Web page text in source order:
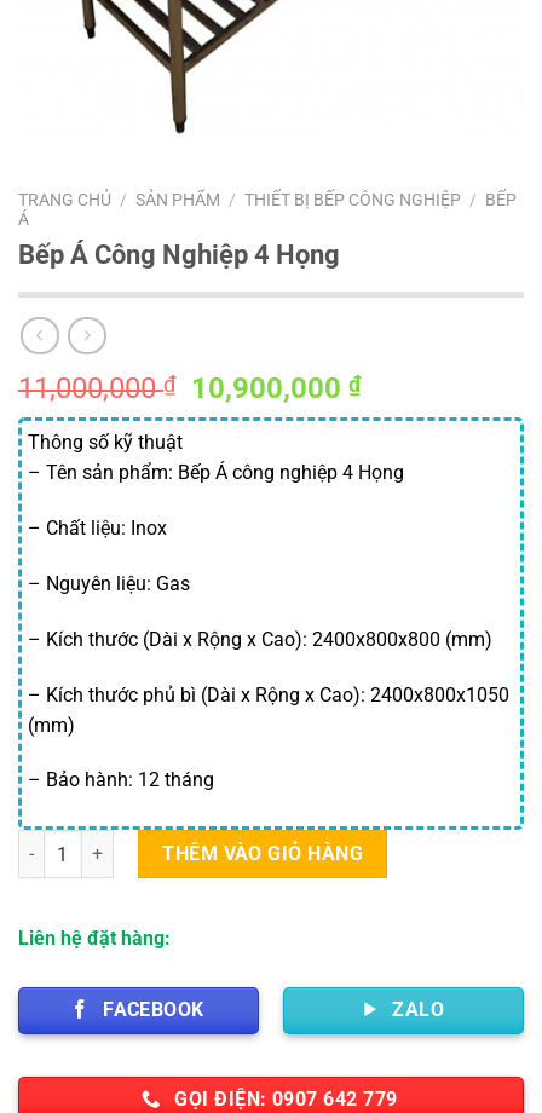
TRANG CHỦ / SẢN PHẨM / THIẾT BỊ BẾP CÔNG NGHIỆP / BẾP
Á
Bếp Á Công Nghiệp 4 Họng
11,000,000₫
Giá
gốc
11,000,000 ₫.
10,900,000₫Giá
hiện
là:
10,900,000 ₫.
Thông số kỹ thuật
– Tên sản phẩm: Bếp Á công nghiệp 4 Họng
– Chất liệu: Inox
– Nguyên liệu: Gas
– Kích thước (Dài x Rộng x Cao): 2400x800x800 (mm)
– Kích thước phủ bì (Dài x Rộng x Cao): 2400x800x1050
(mm)
– Bảo hành: 12 tháng
Bếp Á Công Nghiệp 4 Họng số lượng
THÊM VÀO GIỎ HÀNG
Liên hệ đặt hàng:
FACEBOOK ZALO
GỌI ĐIỆN: 0907 642 779